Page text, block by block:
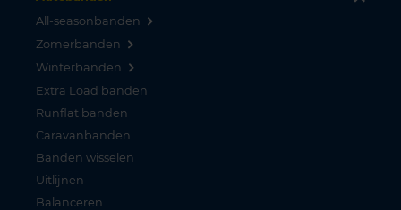
All-seasonbanden
Zomerbanden
Winterbanden
Extra Load banden
Runflat banden
Caravanbanden
Banden wisselen
Uitlijnen
Balanceren